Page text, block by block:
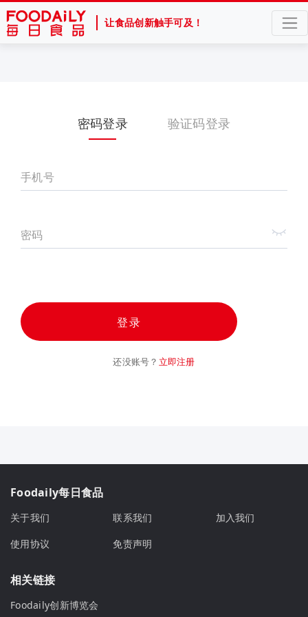
让食品创新触手可及！
密码登录 验证码登录
手机号
密码
登录
还没账号？ 立即注册
Foodaily每日食品
关于我们 联系我们
加入我们
使用协议
免责声明
相关链接
Foodaily创新博览会